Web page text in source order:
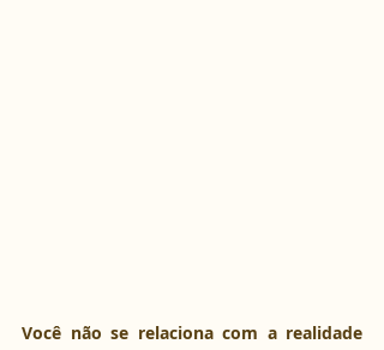
Você não se relaciona com a realidade